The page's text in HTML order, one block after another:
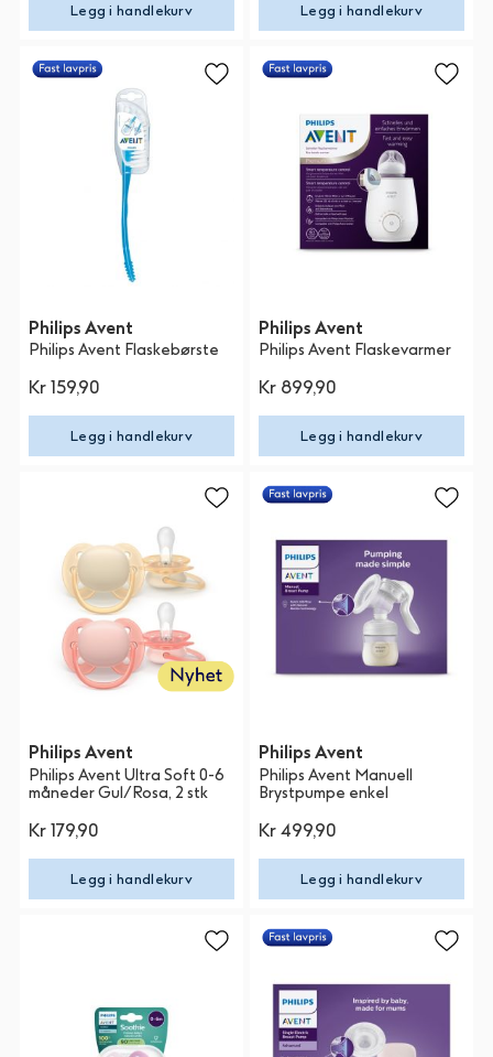
Legg i handlekurv Legg i handlekurv
Philips Avent
Philips Avent Flaskebørste
Kr 159,90
Legg i handlekurv
Philips Avent
Philips Avent Flaskevarmer
Kr 899,90
Legg i handlekurv
Philips Avent
Philips Avent Ultra Soft 0-6
måneder Gul/Rosa, 2 stk
Kr 179,90
Legg i handlekurv
Philips Avent
Philips Avent Manuell
Brystpumpe enkel
Kr 499,90
Legg i handlekurv